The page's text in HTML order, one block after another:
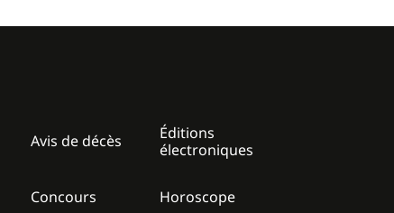
Avis de décès
Éditions
électroniques
Concours Horoscope